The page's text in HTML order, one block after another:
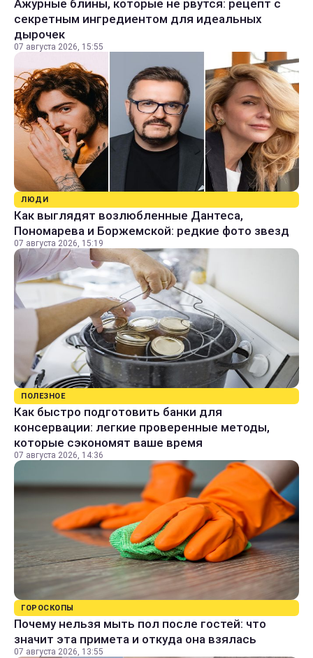
Ажурные блины, которые не рвутся: рецепт с
секретным ингредиентом для идеальных
дырочек
07 августа 2026, 15:55
ЛЮДИ
Как выглядят возлюбленные Дантеса,
Пономарева и Боржемской: редкие фото звезд
07 августа 2026, 15:19
ПОЛЕЗНОЕ
Как быстро подготовить банки для
консервации: легкие проверенные методы,
которые сэкономят ваше время
07 августа 2026, 14:36
ГОРОСКОПЫ
Почему нельзя мыть пол после гостей: что
значит эта примета и откуда она взялась
07 августа 2026, 13:55